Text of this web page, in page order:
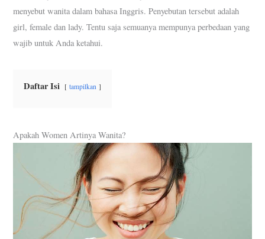
menyebut wanita dalam bahasa Inggris. Penyebutan tersebut adalah
girl, female dan lady. Tentu saja semuanya mempunya perbedaan yang
wajib untuk Anda ketahui.
Daftar Isi tampilkan
Apakah Women Artinya Wanita?